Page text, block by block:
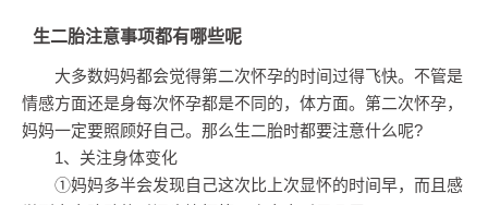
生二胎注意事项都有哪些呢
大多数妈妈都会觉得第二次怀孕的时间过得飞快。不管是
情感方面还是身每次怀孕都是不同的，体方面。第二次怀孕，
妈妈一定要照顾好自己。那么生二胎时都要注意什么呢?
1、关注身体变化
①妈妈多半会发现自己这次比上次显怀的时间早，而且感